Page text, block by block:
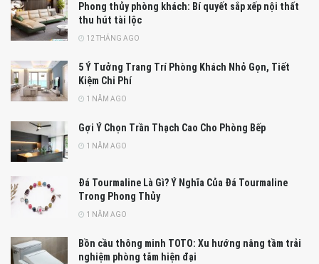
Phong thủy phòng khách: Bí quyết sắp xếp nội thất
thu hút tài lộc
12 THÁNG AGO
5 Ý Tưởng Trang Trí Phòng Khách Nhỏ Gọn, Tiết
Kiệm Chi Phí
1 NĂM AGO
Gợi Ý Chọn Trần Thạch Cao Cho Phòng Bếp
1 NĂM AGO
Đá Tourmaline Là Gì? Ý Nghĩa Của Đá Tourmaline
Trong Phong Thủy
1 NĂM AGO
Bồn cầu thông minh TOTO: Xu hướng nâng tầm trải
nghiệm phòng tắm hiện đại